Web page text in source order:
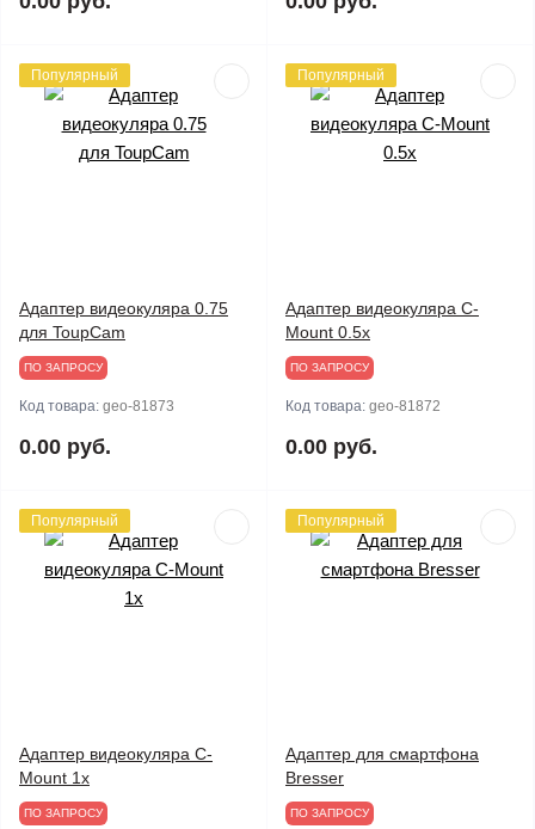
Популярный
Адаптер видеокуляра 0.75
для ToupCam
ПО ЗАПРОСУ
Код товара: geo-81873
0.00 руб.
Популярный
Адаптер видеокуляра C-
Mount 0.5x
ПО ЗАПРОСУ
Код товара: geo-81872
0.00 руб.
Популярный
Адаптер видеокуляра C-
Mount 1x
ПО ЗАПРОСУ
Популярный
Адаптер для смартфона
Bresser
ПО ЗАПРОСУ